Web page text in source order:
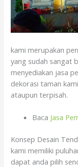
kami merupakan
yang sudah sangat
menyediakan jasa
dekorasi taman
ataupun terpisah.
Baca Jasa
Konsep Desain
kami memiliki
dapat anda pilih